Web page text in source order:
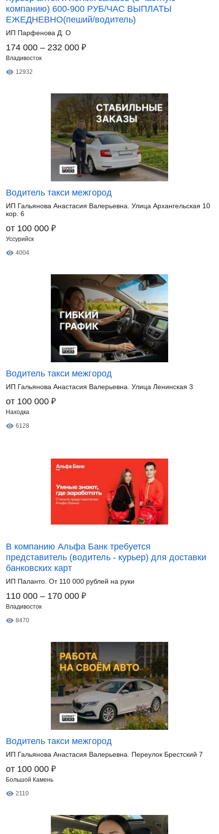
компанию) 600-900 РУБ/ЧАС ВЫПЛАТЫ
ЕЖЕДНЕВНО(пеший/водитель)
ИП Парфенова Д. О
174 000 – 232 000 ₽
Владивосток
12932
Водитель такси межгород
ИП Гальянова Анастасия Валерьевна. Улица Архангельская 10
кор. 6
от 100 000 ₽
Уссурийск
4004
Водитель такси межгород
ИП Гальянова Анастасия Валерьевна. Улица Ленинская 3
от 100 000 ₽
Находка
6128
В компанию Альфа Банк требуется
представитель (водитель - курьер) для доставки
банковских карт
ИП Паланто. От 110 000 рублей на руки
110 000 – 170 000 ₽
Владивосток
8470
Водитель такси межгород
ИП Гальянова Анастасия Валерьевна. Переулок Брестский 7
от 100 000 ₽
Большой Камень
2110